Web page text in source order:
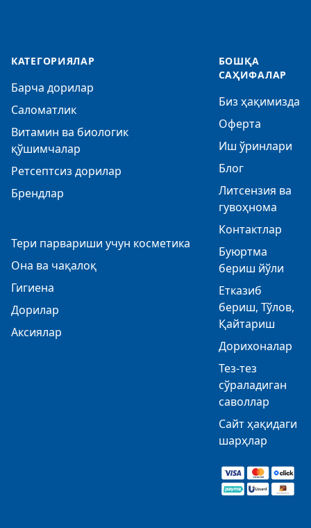
КАТЕГОРИЯЛАР
Барча дорилар
Саломатлик
Витамин ва биологик
қўшимчалар
Ретсептсиз дорилар
Брендлар
Тери парвариши учун косметика
Она ва чақалоқ
Гигиена
Дорилар
Аксиялар
БОШҚА
САҲИФАЛАР
Биз ҳақимизда
Оферта
Иш ўринлари
Блог
Литсензия ва
гувоҳнома
Контактлар
Буюртма
бериш йўли
Етказиб
бериш, Тўлов,
Қайтариш
Дорихоналар
Тез-тез
сўраладиган
саволлар
Сайт ҳақидаги
шарҳлар